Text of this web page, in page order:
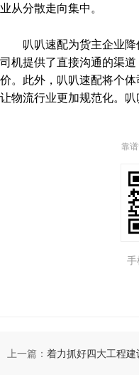
业从分散走向集中。
叭叭速配为货主企业降
司机提供了直接沟通的渠
价。此外，叭叭速配将个
让物流行业更加规范化。
靠
上一篇： 着力抓好四大工程